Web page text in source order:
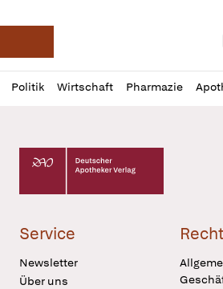
Deutsche Apotheker
Politik Wirtschaft Pharmazie
Profil
öffnen
Daz
Pur
Deutscher Apotheker Verlag Logo
Service
Newsletter
Über uns